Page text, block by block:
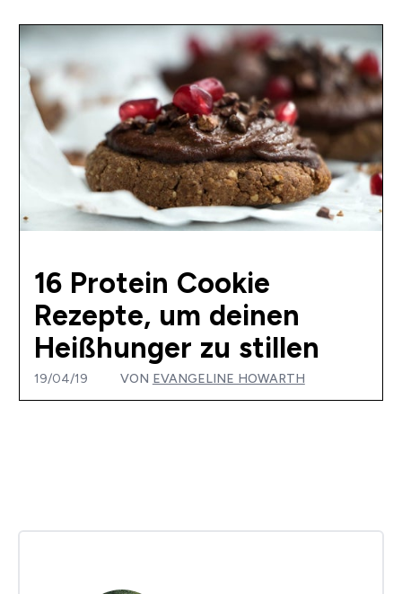
16 Protein Cookie
Rezepte, um deinen
Heißhunger zu stillen
19/04/19 VON EVANGELINE HOWARTH